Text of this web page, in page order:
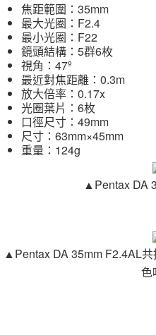
焦距範圍：35mm
最大光圈：F2.4
最小光圈：F22
鏡頭結構：5群6枚
視角：47º
最近對焦距離：0.3m
放大倍率：0.17x
光圈葉片：6枚
口徑尺寸：49mm
尺寸：63mm×45mm
重量：124g
▲Pentax DA
▲Pentax DA 35mm F2.4AL
色